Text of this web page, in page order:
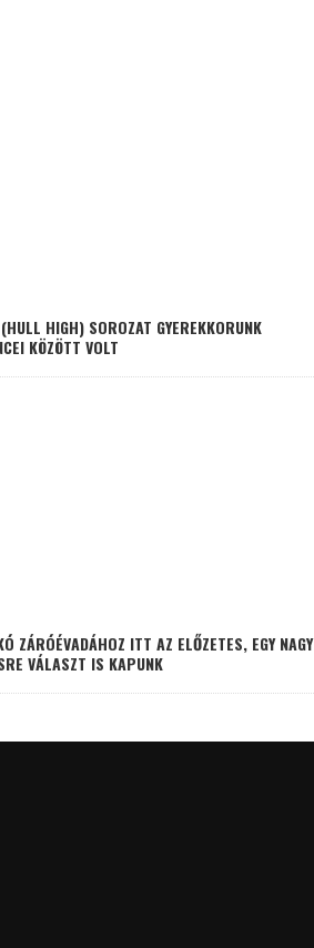
HIGH) SOROZAT GYEREKKORUNK
KÖZÖTT VOLT
ZÁRÓÉVADÁHOZ ITT AZ ELŐZETES, EGY NAGY
VÁLASZT IS KAPUNK